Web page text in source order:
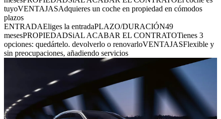
tuyoVENTAJASAdquieres un coche en propiedad en cómodos
plazos
ENTRADAEliges la entradaPLAZO/DURACIÓN49
mesesPROPIEDADSiAL ACABAR EL CONTRATOTienes 3
opciones: quedártelo. devolverlo o renovarloVENTAJASFlexible y
sin preocupaciones, añadiendo servicios